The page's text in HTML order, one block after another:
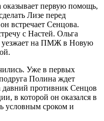
оказывает первую помощь,
Лизе перед
встречает Сенцова.
с Настей. Ольга
уезжает на ПМЖ в Новую
Уже в первых
Полина ждет
давний противник Сенцов
в которой он оказался в
условным сроком и